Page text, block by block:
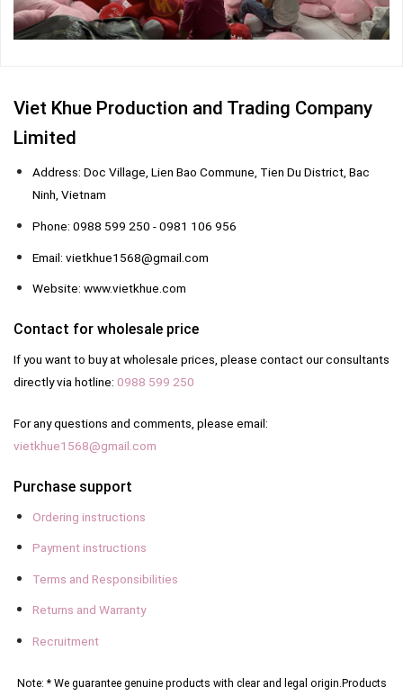
Viet Khue Production and Trading Company
Limited
Address: Doc Village, Lien Bao Commune, Tien Du District, Bac
Ninh, Vietnam
Phone: 0988 599 250 - 0981 106 956
Email: vietkhue1568@gmail.com
Website: www.vietkhue.com
Contact for wholesale price
If you want to buy at wholesale prices, please contact our consultants
directly via hotline: 0988 599 250
For any questions and comments, please email:
vietkhue1568@gmail.com
Purchase support
Ordering instructions
Payment instructions
Terms and Responsibilities
Returns and Warranty
Recruitment
Note: * We guarantee genuine products with clear and legal origin. Products